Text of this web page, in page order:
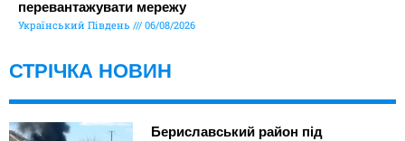
перевантажувати мережу
Український Південь 06/08/2026
СТРІЧКА НОВИН
Бериславський район під